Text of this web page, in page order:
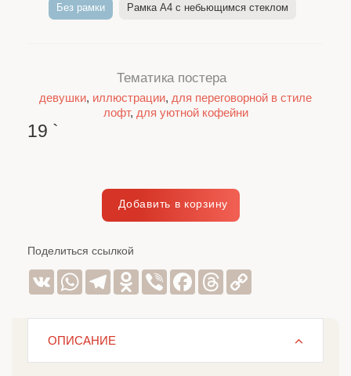
Без рамки
Рамка A4 c небьющимся стеклом
Тематика постера
девушки, иллюстрации, для переговорной в стиле
лофт, для уютной кофейни
19 `
Поделиться ссылкой
VK WhatsAppTelegramOdnoklassniki
Viber Facebook
Threads
ОПИСАНИЕ